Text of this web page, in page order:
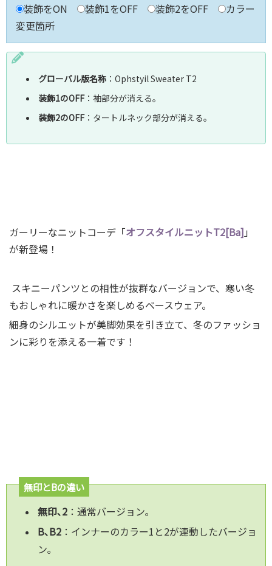
装飾をON
装飾1をOFF 装飾2をOFF
カラー
変更箇所
グローバル版名称 ：Ophstyil Sweater T2
装飾1のOFF：袖部分が消える｡
装飾2のOFF：タートルネック部分が消える｡
ガーリーなニットコーデ「オフスタイルニットT2[Ba] 」
が新登場！
スキニーパンツとの相性が抜群なバージョンで、寒い冬
もおしゃれに暖かさを楽しめるベースウェア。
細身のシルエットが美脚効果を引き立て、冬のファッショ
ンに彩りを添える一着です！
無印とBの違い
無印､2 ：通常バージョン｡
B､B2 ：インナーのカラー1と2が連動したバージョ
ン｡